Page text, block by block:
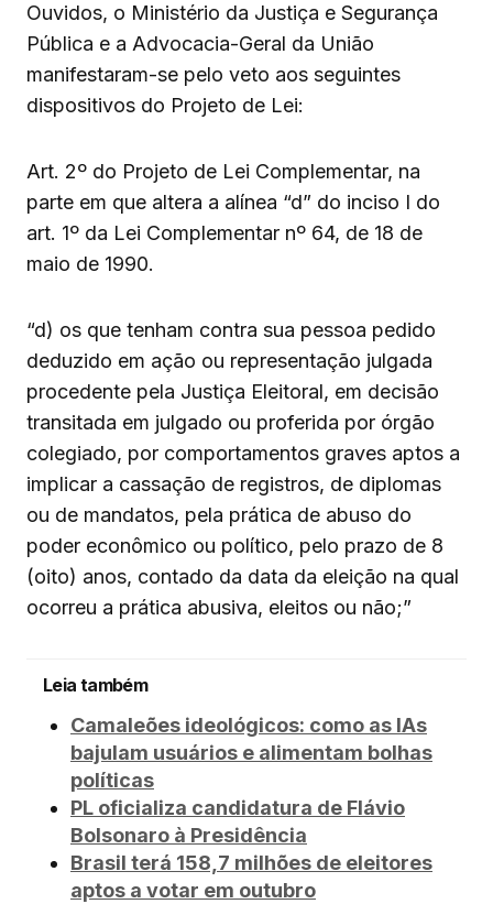
Ouvidos, o Ministério da Justiça e Segurança
Pública e a Advocacia-Geral da União
manifestaram-se pelo veto aos seguintes
dispositivos do Projeto de Lei:
Art. 2º do Projeto de Lei Complementar, na
parte em que altera a alínea “d” do inciso I do
art. 1º da Lei Complementar nº 64, de 18 de
maio de 1990.
“d) os que tenham contra sua pessoa pedido
deduzido em ação ou representação julgada
procedente pela Justiça Eleitoral, em decisão
transitada em julgado ou proferida por órgão
colegiado, por comportamentos graves aptos a
implicar a cassação de registros, de diplomas
ou de mandatos, pela prática de abuso do
poder econômico ou político, pelo prazo de 8
(oito) anos, contado da data da eleição na qual
ocorreu a prática abusiva, eleitos ou não;”
Leia também
Camaleões ideológicos: como as IAs
bajulam usuários e alimentam bolhas
políticas
PL oficializa candidatura de Flávio
Bolsonaro à Presidência
Brasil terá 158,7 milhões de eleitores
aptos a votar em outubro